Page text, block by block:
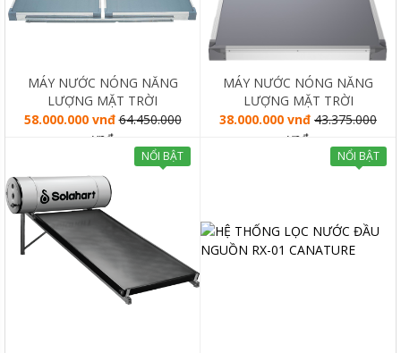
MÁY NƯỚC NÓNG NĂNG
LƯỢNG MẶT TRỜI
SOLAHART PREMIUM L
300L
58.000.000 vnđ 64.450.000
vnđ
MÁY NƯỚC NÓNG NĂNG
LƯỢNG MẶT TRỜI
SOLAHART PREMIUM L
180L
38.000.000 vnđ 43.375.000
vnđ
NỔI BẬT NỔI BẬT